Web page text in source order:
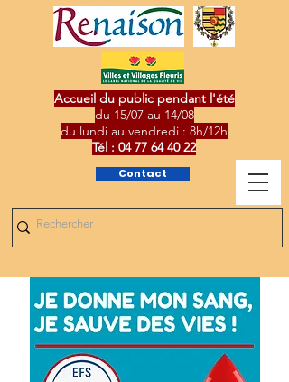
Contact
Accueil du public pendant l'été
du 15/07 au 14/08
du lundi au vendredi : 8h/12h
Tél : 04 77 64 40 22